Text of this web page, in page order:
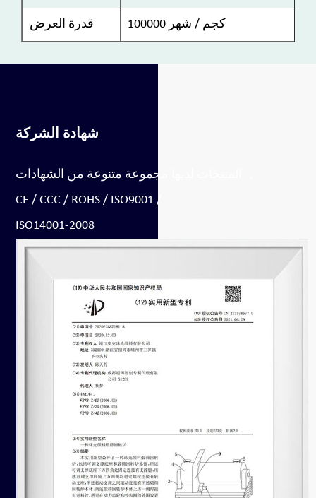
قدرة العرض 100000 كجم / شهر
شهادة الشركة
CE / CCC / ROHS / ISO9001 /
ISO14001-2008